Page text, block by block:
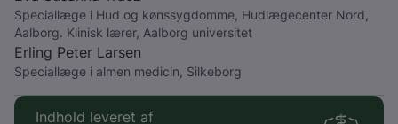
Speciallæge i Hud og kønssygdomme, Hudlægecenter Nord,
Aalborg. Klinisk lærer, Aalborg universitet
Erling Peter Larsen
Speciallæge i almen medicin, Silkeborg
Indhold leveret af